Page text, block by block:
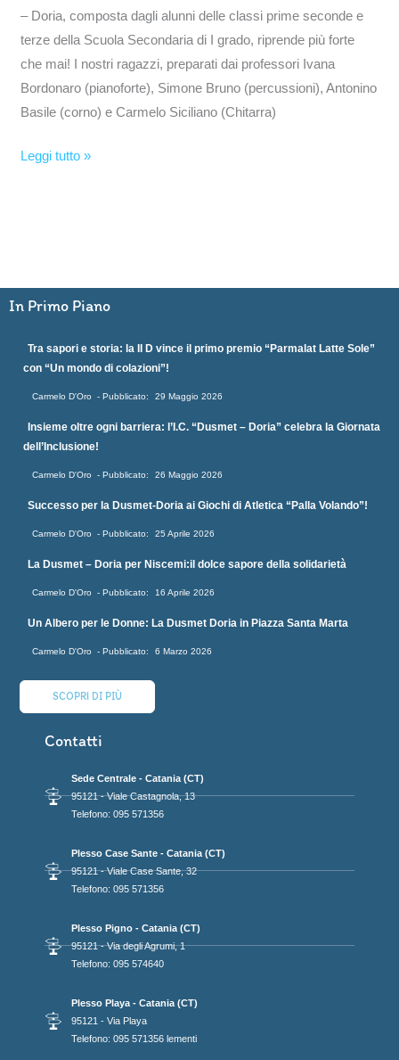
– Doria, composta dagli alunni delle classi prime seconde e
terze della Scuola Secondaria di I grado, riprende più forte
che mai! I nostri ragazzi, preparati dai professori Ivana
Bordonaro (pianoforte), Simone Bruno (percussioni), Antonino
Basile (corno) e Carmelo Siciliano (Chitarra)
Leggi tutto »
In Primo Piano
Tra sapori e storia: la II D vince il primo premio “Parmalat Latte Sole”
con “Un mondo di colazioni”!
Carmelo D'Oro 29 Maggio 2026
Insieme oltre ogni barriera: l’I.C. “Dusmet – Doria” celebra la Giornata
dell’Inclusione!
Carmelo D'Oro 26 Maggio 2026
Successo per la Dusmet-Doria ai Giochi di Atletica “Palla Volando”!
Carmelo D'Oro 25 Aprile 2026
La Dusmet – Doria per Niscemi:il dolce sapore della solidarietà
Carmelo D'Oro 16 Aprile 2026
Un Albero per le Donne: La Dusmet Doria in Piazza Santa Marta
Carmelo D'Oro 6 Marzo 2026
SCOPRI DI PIÙ
Contatti
Sede Centrale - Catania (CT)
95121 - Viale Castagnola, 13
Telefono: 095 571356
Plesso Case Sante - Catania (CT)
95121 - Viale Case Sante, 32
Telefono: 095 571356
Plesso Pigno - Catania (CT)
95121 - Via degli Agrumi, 1
Telefono: 095 574640
Plesso Playa - Catania (CT)
95121 - Via Playa
Telefono: 095 571356 lementi